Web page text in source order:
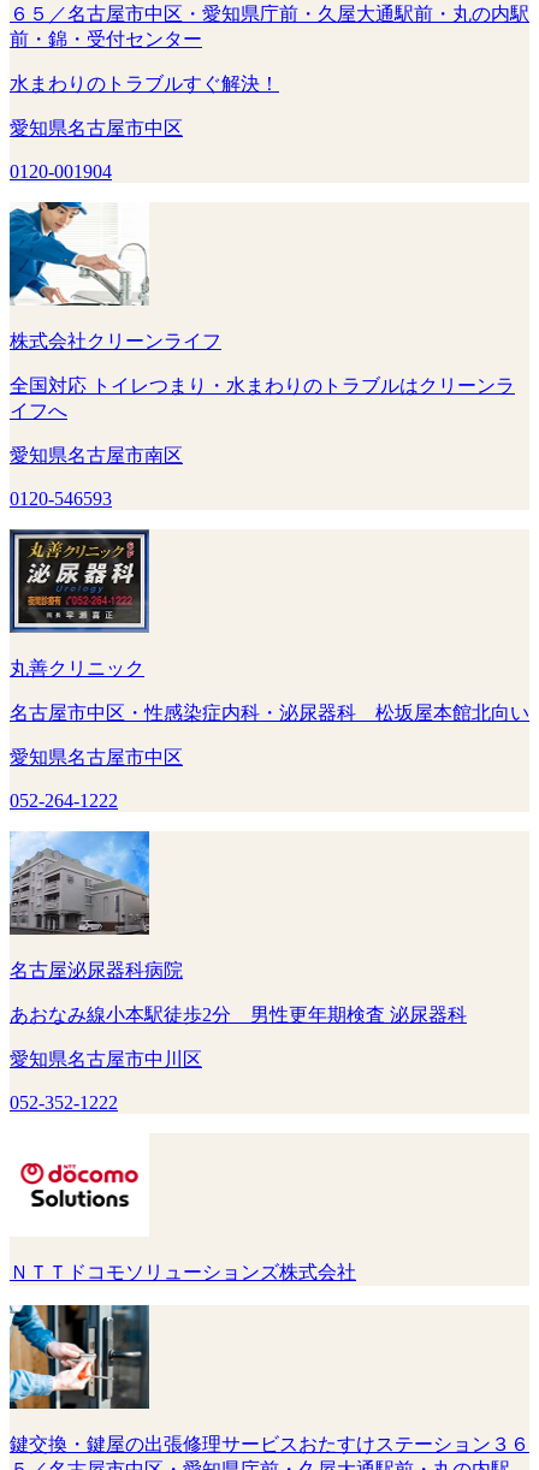
６５／名古屋市中区・愛知県庁前・久屋大通駅前・丸の内駅
前・錦・受付センター
水まわりのトラブルすぐ解決！
愛知県名古屋市中区
0120-001904
株式会社クリーンライフ
全国対応 トイレつまり・水まわりのトラブルはクリーンラ
イフへ
愛知県名古屋市南区
0120-546593
丸善クリニック
名古屋市中区・性感染症内科・泌尿器科 松坂屋本館北向い
愛知県名古屋市中区
052-264-1222
名古屋泌尿器科病院
あおなみ線小本駅徒歩2分 男性更年期検査 泌尿器科
愛知県名古屋市中川区
052-352-1222
ＮＴＴドコモソリューションズ株式会社
鍵交換・鍵屋の出張修理サービスおたすけステーション３６